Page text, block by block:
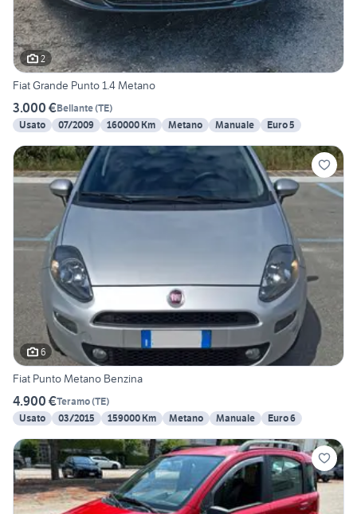
2
Fiat Grande Punto 1.4 Metano
3.000 €Bellante(TE)
Usato
07/2009 160000 Km Metano Manuale Euro 5
6
Fiat Punto Metano Benzina
4.900 €Teramo(TE)
Usato
03/2015 159000 Km Metano Manuale Euro 6